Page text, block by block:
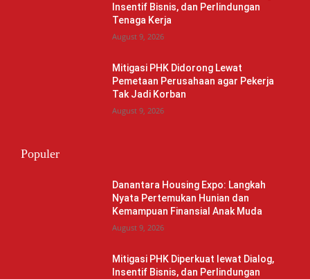
Insentif Bisnis, dan Perlindungan
Tenaga Kerja
August 9, 2026
Mitigasi PHK Didorong Lewat
Pemetaan Perusahaan agar Pekerja
Tak Jadi Korban
August 9, 2026
Populer
Danantara Housing Expo: Langkah
Nyata Pertemukan Hunian dan
Kemampuan Finansial Anak Muda
August 9, 2026
Mitigasi PHK Diperkuat lewat Dialog,
Insentif Bisnis, dan Perlindungan